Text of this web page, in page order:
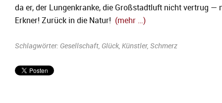
da er, der Lungenkranke, die Großstadtluft nicht vertrug —
Erkner! Zurück in die Natur! (mehr …)
Schlagwörter: Gesellschaft, Glück, Künstler, Schmerz